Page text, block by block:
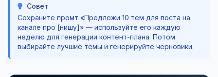
Совет
Сохраните промт «Предложи 10 тем для поста на
канале про [нишу]» — используйте его каждую
неделю для генерации контент-плана. Потом
выбирайте лучшие темы и генерируйте черновики.